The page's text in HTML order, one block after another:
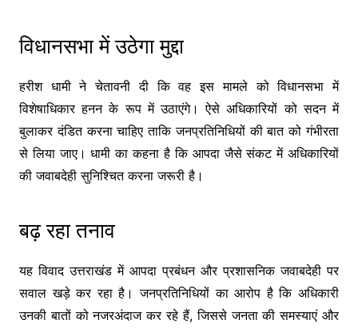
विधानसभा में उठेगा मुद्दा
हरीश धामी ने चेतावनी दी कि वह इस मामले को विधानसभा में
विशेषाधिकार हनन के रूप में उठाएंगे। ऐसे अधिकारियों को सदन में
बुलाकर दंडित करना चाहिए ताकि जनप्रतिनिधियों की बात को गंभीरता
से लिया जाए। धामी का कहना है कि आपदा जैसे संकट में अधिकारियों
की जवाबदेही सुनिश्चित करना जरूरी है।
बढ़ रहा तनाव
यह विवाद उत्तराखंड में आपदा प्रबंधन और प्रशासनिक जवाबदेही पर
सवाल खड़े कर रहा है। जनप्रतिनिधियों का आरोप है कि अधिकारी
उनकी बातों को नजरअंदाज कर रहे हैं, जिससे जनता की समस्याएं और